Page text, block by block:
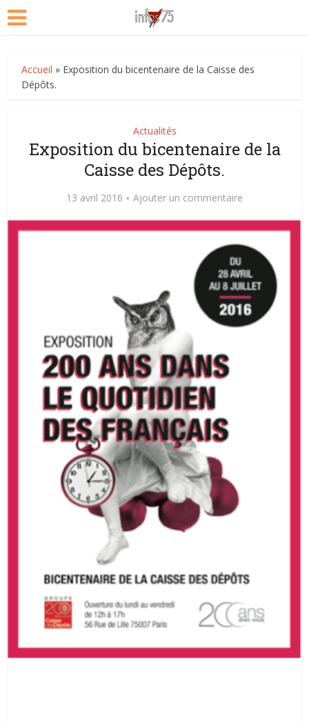
Accueil » Exposition du bicentenaire de la Caisse des
Dépôts.
Actualités
Exposition du bicentenaire de la
Caisse des Dépôts.
13 avril 2016 Ajouter un commentaire